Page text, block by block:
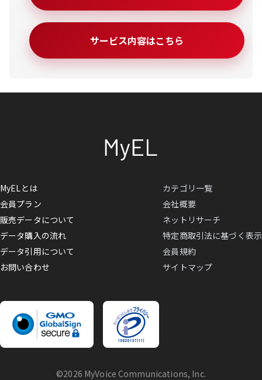
サービス内容はこちら
MyELとは
会員プラン
販売データについて
データ購入の流れ
データ引用について
お問い合わせ
カテゴリ一覧
会社概要
ネットリサーチ
特定商取引法に基づく表示
会員規約
サイトマップ
©2026 MyVoice Communications, Inc.